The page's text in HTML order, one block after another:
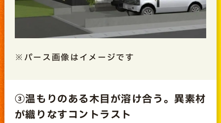
※パース画像はイメージです
③温もりのある木目が溶け合う。異素材
が織りなすコントラスト